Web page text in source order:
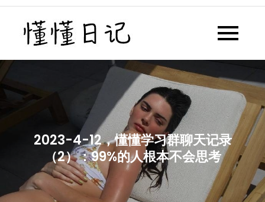
Skip
content
懂懂日记网每天同步更新懂懂学
2023-4-12，懂懂学习群聊天记录
（2）：99%的人根本不会思考